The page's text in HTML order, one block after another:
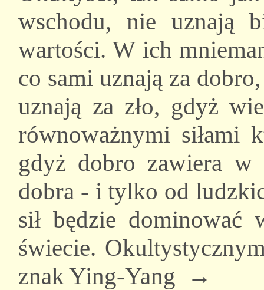
wschodu, nie uznają
wartości. W ich
co sami uznają za
uznają za zło, gdyż
równoważnymi siłami
gdyż dobro zawiera w
dobra - i tylko od
sił będzie
świecie.
znak Ying-Yang →